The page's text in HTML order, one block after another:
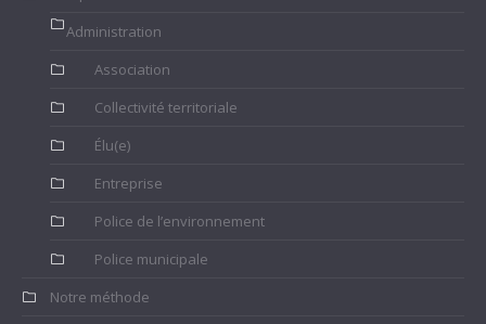
Administration
Association
Collectivité territoriale
Élu(e)
Entreprise
Police de l’environnement
Police municipale
Notre méthode